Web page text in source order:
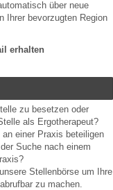
über neue
Ihrer bevorzugten Region
erhalten
zu besetzen oder
als Ergotherapeut?
einer Praxis beteiligen
Suche nach einem
Stellenbörse um Ihre
zu machen.